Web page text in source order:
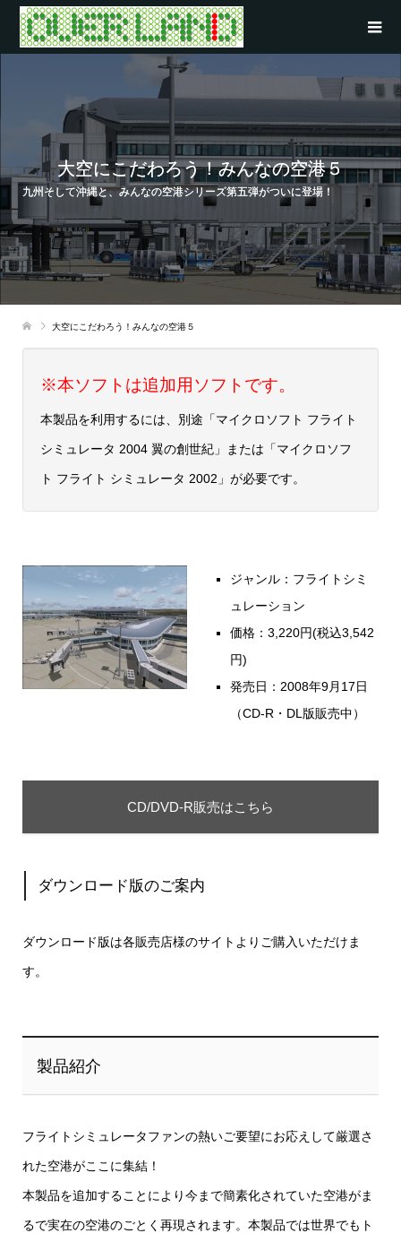
大空にこだわろう！みんなの空港５
九州そして沖縄と、みんなの空港シリーズ第五弾がついに登場！
大空にこだわろう！みんなの空港５
※本ソフトは追加用ソフトです。
本製品を利用するには、別途「マイクロソフト フライト
シミュレータ 2004 翼の創世紀」または「マイクロソフ
ト フライト シミュレータ 2002」が必要です。
ジャンル：フライトシミ
ュレーション
価格：3,220円(税込3,542
円)
発売日：2008年9月17日
（CD-R・DL版販売中）
CD/DVD-R販売はこちら
ダウンロード版のご案内
ダウンロード版は各販売店様のサイトよりご購入いただけま
す。
製品紹介
フライトシミュレータファンの熱いご要望にお応えして厳選さ
れた空港がここに集結！
本製品を追加することにより今まで簡素化されていた空港がま
るで実在の空港のごとく再現されます。本製品では世界でもト